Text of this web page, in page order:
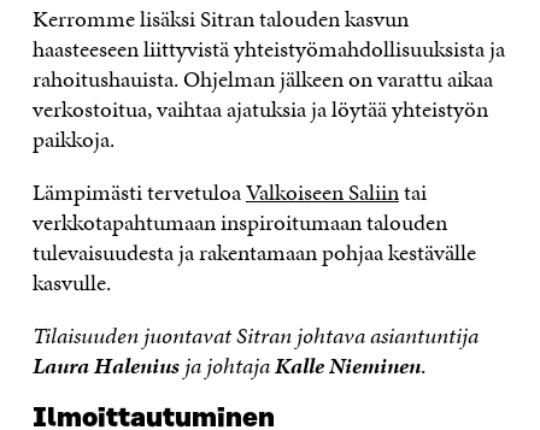
Kerromme lisäksi Sitran talouden kasvun
haasteeseen liittyvistä yhteistyömahdollisuuksista ja
rahoitushauista. Ohjelman jälkeen on varattu aikaa
verkostoitua, vaihtaa ajatuksia ja löytää yhteistyön
paikkoja.
Lämpimästi tervetuloaValkoiseen Saliintai
verkkotapahtumaan inspiroitumaan talouden
tulevaisuudesta ja rakentamaan pohjaa kestävälle
kasvulle.
Tilaisuuden juontavat Sitran johtava asiantuntija
Laura Haleniusja johtajaKalle Nieminen.
Ilmoittautuminen